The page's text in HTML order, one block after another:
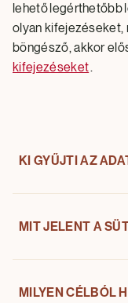
lehető legérthetőbb
olyan kifejezéseket,
böngésző, akkor
kifejezéseket.
KI GYŰJTI AZ
A sütik és egyéb
általa gyűjtött
127.) kezeli, mint
MIT JELENT A
A sütik,
MILYEN CÉLBÓL